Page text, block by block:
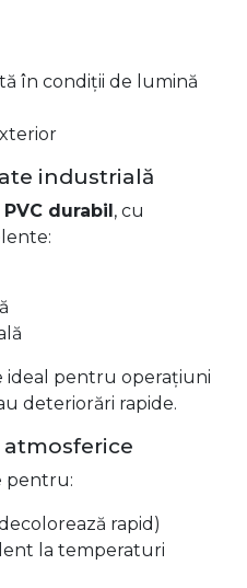
în condiții de lumină
industrială
PVC durabil, cu
ideal pentru operațiuni
deteriorări rapide.
pentru:
rapid)
la temperaturi